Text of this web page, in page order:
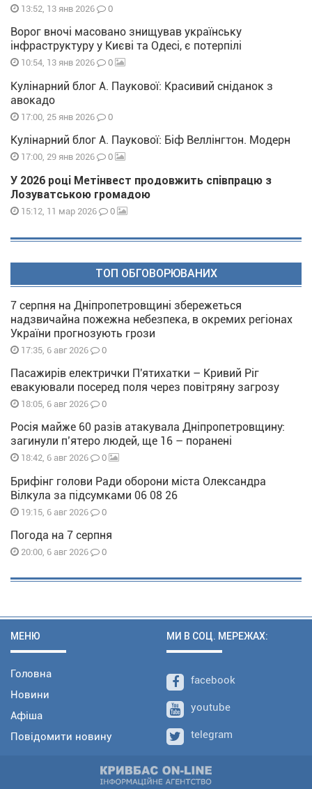
13:52, 13 янв 2026 0
Ворог вночі масовано знищував українську
інфраструктуру у Києві та Одесі, є потерпілі
10:54, 13 янв 2026 0
Кулінарний блог А. Паукової: Красивий сніданок з
авокадо
17:00, 25 янв 2026 0
Кулінарний блог А. Паукової: Біф Веллінгтон. Модерн
17:00, 29 янв 2026 0
У 2026 році Метінвест продовжить співпрацю з
Лозуватською громадою
15:12, 11 мар 2026 0
ТОП ОБГОВОРЮВАНИХ
7 серпня на Дніпропетровщині збережеться
надзвичайна пожежна небезпека, в окремих регіонах
України прогнозують грози
17:35, 6 авг 2026 0
Пасажирів електрички П'ятихатки – Кривий Ріг
евакуювали посеред поля через повітряну загрозу
18:05, 6 авг 2026 0
Росія майже 60 разів атакувала Дніпропетровщину:
загинули п’ятеро людей, ще 16 – поранені
18:42, 6 авг 2026 0
Брифінг голови Ради оборони міста Олександра
Вілкула за підсумками 06 08 26
19:15, 6 авг 2026 0
Погода на 7 серпня
20:00, 6 авг 2026 0
МЕНЮ
Головна
Новини
Афіша
Повідомити новину
МИ В СОЦ. МЕРЕЖАХ:
facebook
youtube
telegram